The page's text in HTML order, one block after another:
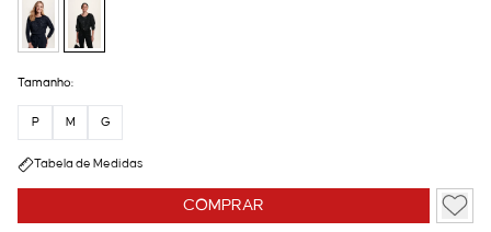
COMPRAR
Tamanho:
P M G
Tabela de Medidas